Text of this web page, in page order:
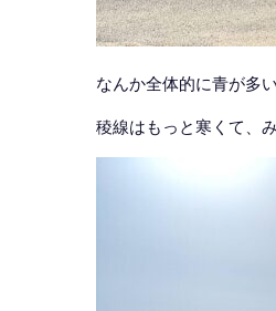
なんか全体的に青が多
稜線はもっと寒くて、